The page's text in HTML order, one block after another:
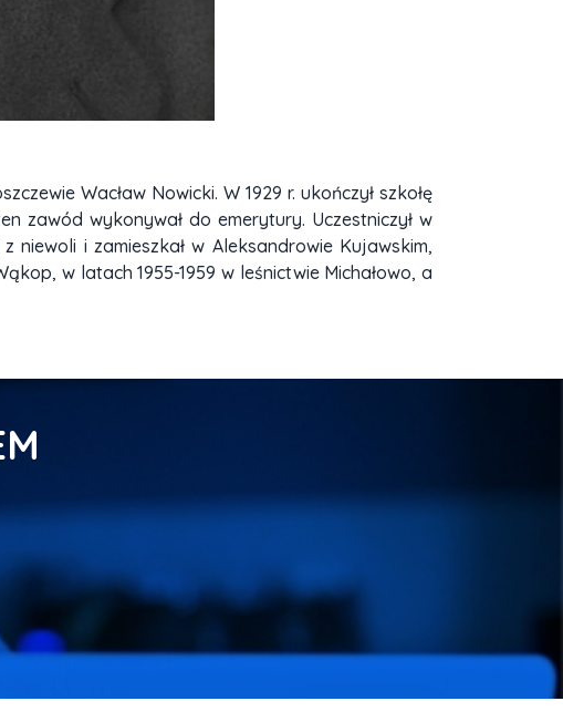
Wacław Nowicki. W 1929 r. ukończył szkołę
zawód wykonywał do emerytury. Uczestniczył w
i zamieszkał w Aleksandrowie Kujawskim,
w latach 1955-1959 w leśnictwie Michałowo, a